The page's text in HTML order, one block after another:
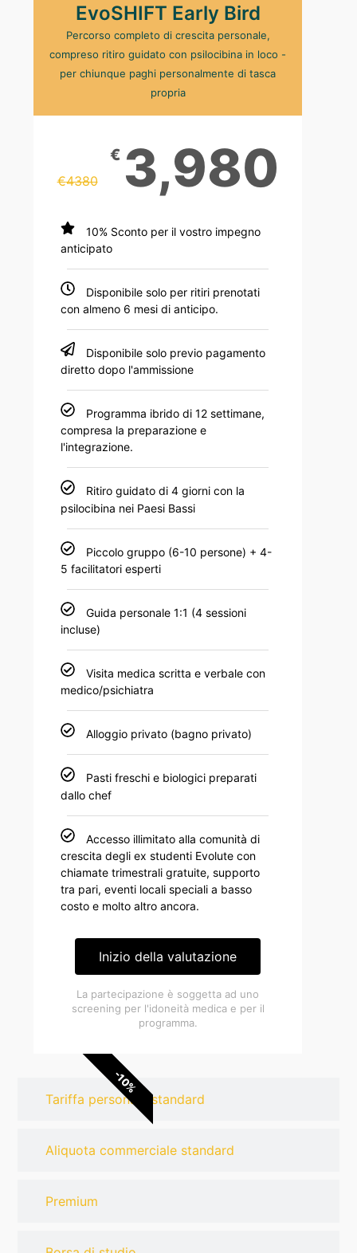
Tariffa personale standard
Aliquota commerciale standard
Premium
EvoSHIFT Early Bird
Percorso completo di crescita personale,
compreso ritiro guidato con psilocibina in loco -
per chiunque paghi personalmente di tasca
propria
€4380
€ 3,980
10% Sconto per il vostro impegno
anticipato
Disponibile solo per ritiri prenotati
con almeno 6 mesi di anticipo.
Disponibile solo previo pagamento
diretto dopo l'ammissione
Programma ibrido di 12 settimane,
compresa la preparazione e
l'integrazione.
Ritiro guidato di 4 giorni con la
psilocibina nei Paesi Bassi
Piccolo gruppo (6-10 persone) + 4-
5 facilitatori esperti
Guida personale 1:1 (4 sessioni
incluse)
Visita medica scritta e verbale con
medico/psichiatra
Alloggio privato (bagno privato)
Pasti freschi e biologici preparati
dallo chef
Accesso illimitato alla comunità di
crescita degli ex studenti Evolute con
chiamate trimestrali gratuite, supporto
tra pari, eventi locali speciali a basso
costo e molto altro ancora.
Inizio della valutazione
La partecipazione è soggetta ad uno
screening per l'idoneità medica e per il
programma.
-10%